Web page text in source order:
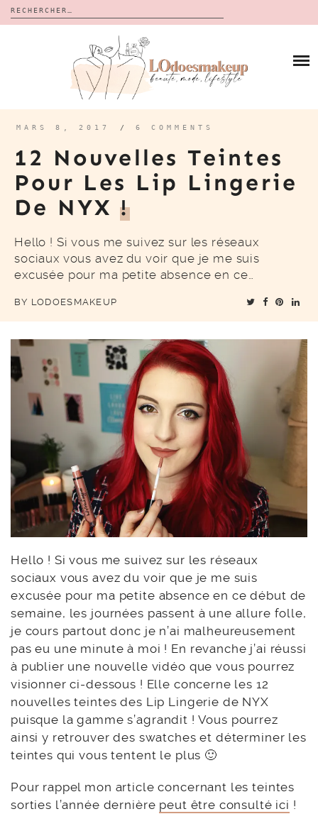
Rechercher :
CALENDRIERS DE L’AVENT
BON PLAN
À PROPOS
CONTACT
MARS 8, 2017 / 6 COMMENTS
12 Nouvelles Teintes
Pour Les Lip Lingerie
De NYX!
Hello ! Si vous me suivez sur les réseaux
sociaux vous avez du voir que je me suis
excusée pour ma petite absence en ce…
BY LODOESMAKEUP
Hello ! Si vous me suivez sur les réseaux
sociaux vous avez du voir que je me suis
excusée pour ma petite absence en ce début de
semaine, les journées passent à une allure folle,
je cours partout donc je n’ai malheureusement
pas eu une minute à moi ! En revanche j’ai réussi
à publier une nouvelle vidéo que vous pourrez
visionner ci-dessous ! Elle concerne les 12
nouvelles teintes des Lip Lingerie de NYX
puisque la gamme s’agrandit ! Vous pourrez
ainsi y retrouver des swatches et déterminer les
teintes qui vous tentent le plus 🙂
Pour rappel mon article concernant les teintes
sorties l’année dernière peut être consulté ici !